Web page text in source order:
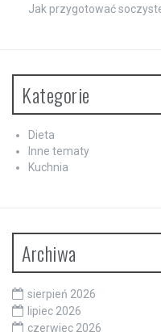
Jak przygotować
Kategorie
Dieta
Inne tematy
Kuchnia
Archiwa
sierpień 2026
lipiec 2026
czerwiec 2026